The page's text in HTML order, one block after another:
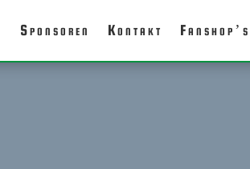
Sponsoren Kontakt Fanshop’s